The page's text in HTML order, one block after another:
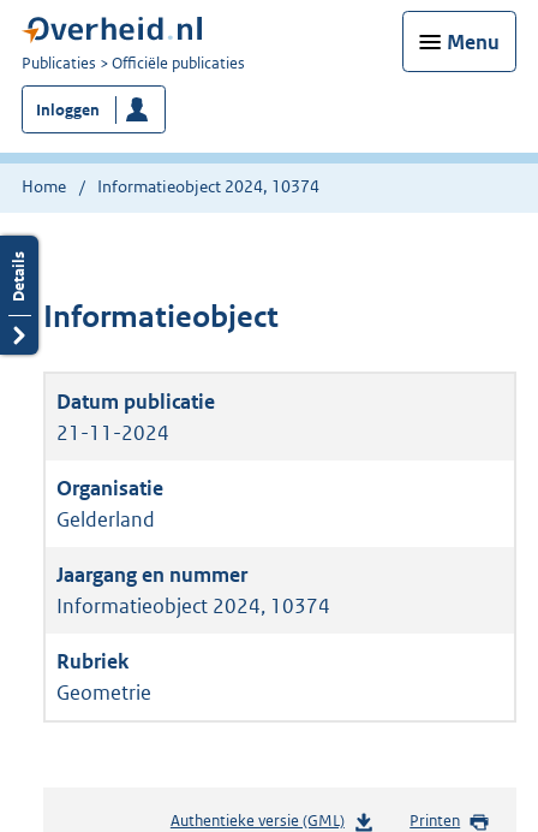
Menu
U
bent
nu
hier:
Publicaties Officiële publicaties
Inloggen
Home Informatieobject 2024, 10374
Informatieobject
21-11-2024
Gelderland
Informatieobject 2024, 10374
Geometrie
Authentieke versie (GML)b
Printen